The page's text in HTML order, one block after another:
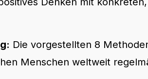
Die vorgestellten 8
Menschen weltweit